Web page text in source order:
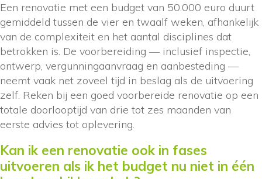
Een renovatie met een budget van 50.000 euro duurt
gemiddeld tussen de vier en twaalf weken, afhankelijk
van de complexiteit en het aantal disciplines dat
betrokken is. De voorbereiding — inclusief inspectie,
ontwerp, vergunningaanvraag en aanbesteding —
neemt vaak net zoveel tijd in beslag als de uitvoering
zelf. Reken bij een goed voorbereide renovatie op een
totale doorlooptijd van drie tot zes maanden van
eerste advies tot oplevering.
Kan ik een renovatie ook in fases
uitvoeren als ik het budget nu niet in één